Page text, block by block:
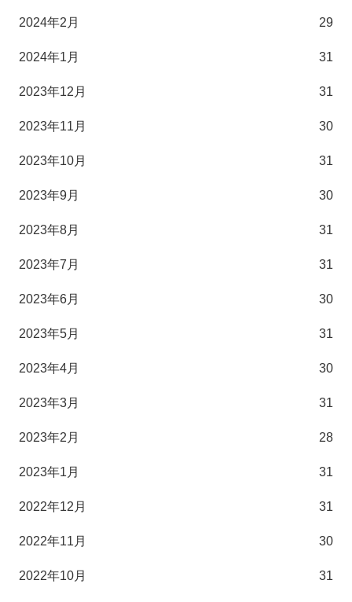
2024年2月 29
2024年1月 31
2023年12月 31
2023年11月 30
2023年10月 31
2023年9月 30
2023年8月 31
2023年7月 31
2023年6月 30
2023年5月 31
2023年4月 30
2023年3月 31
2023年2月 28
2023年1月 31
2022年12月 31
2022年11月 30
2022年10月 31